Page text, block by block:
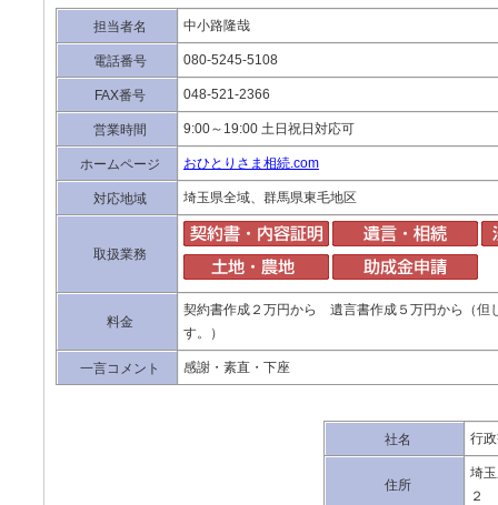
担当者名 中小路隆哉
電話番号 080-5245-5108
FAX番号 048-521-2366
営業時間 9:00～19:00 土日祝日対応可
ホームページ おひとりさま相続.com
対応地域 埼玉県全域、群馬県東毛地区
取扱業務
料金
契約書作成２万円から 遺言書作成５万円から（但
す。）
一言コメント 感謝・素直・下座
社名 行
住所
埼
２